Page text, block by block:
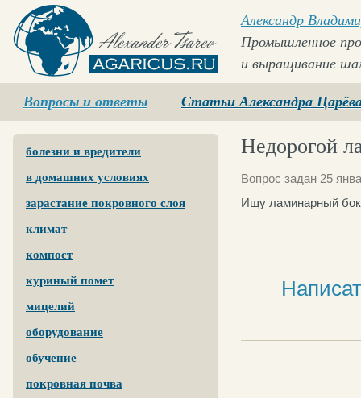
Agaricus.ru
Александр
Промышленное
и выращивание
Вопросы и ответы Статьи Александра
болезни и вредители
в домашних условиях
зарастание покровного слоя
климат
компост
куриный помет
мицелий
оборудование
обучение
покровная почва
Недорогой
Вопрос задан 25
Ищу ламинарный